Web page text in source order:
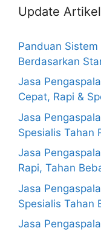
Update Artikel
Panduan
Berdasarkan
Jasa
Cepat, Rapi &
Jasa
Spesialis Tahan
Jasa
Rapi, Tahan
Jasa
Spesialis Tahan
Jasa